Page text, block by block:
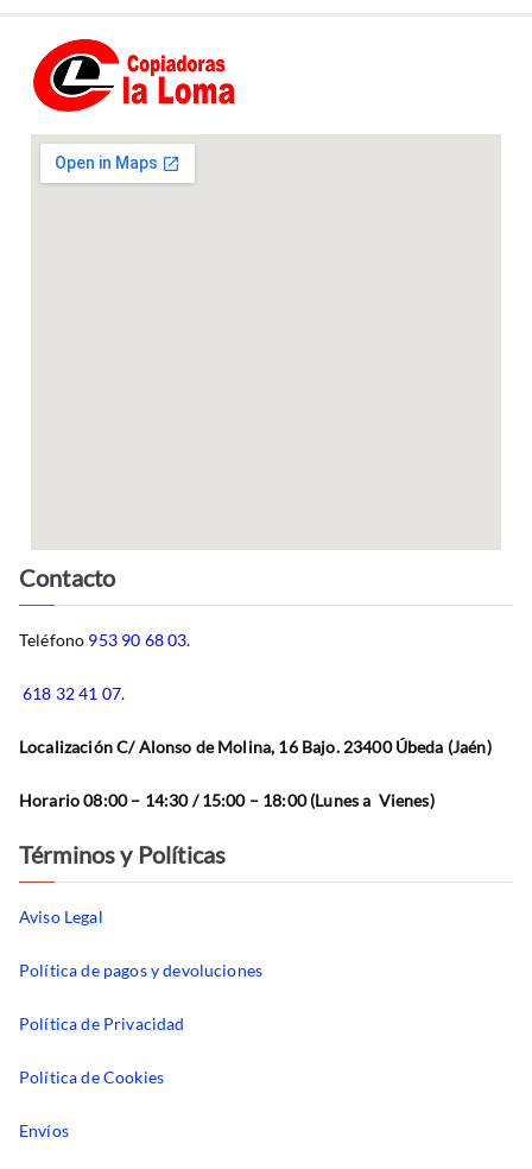
Contacto
Teléfono 953 90 68 03.
618 32 41 07.
Localización C/ Alonso de Molina, 16 Bajo. 23400 Úbeda (Jaén)
Horario 08:00 – 14:30 / 15:00 – 18:00 (Lunes a Vienes)
Términos y Políticas
Aviso Legal
Política de pagos y devoluciones
Política de Privacidad
Política de Cookies
Envíos